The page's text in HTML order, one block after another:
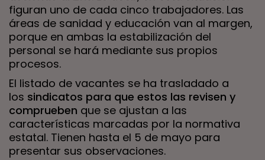
figuran uno de cada cinco trabajadores. Las
áreas de sanidad y educación van al margen,
porque en ambas la estabilización del
personal se hará mediante sus propios
procesos.
El listado de vacantes se ha trasladado a
los sindicatos para que estos las revisen y
comprueben que se ajustan a las
características marcadas por la normativa
estatal. Tienen hasta el 5 de mayo para
presentar sus observaciones.